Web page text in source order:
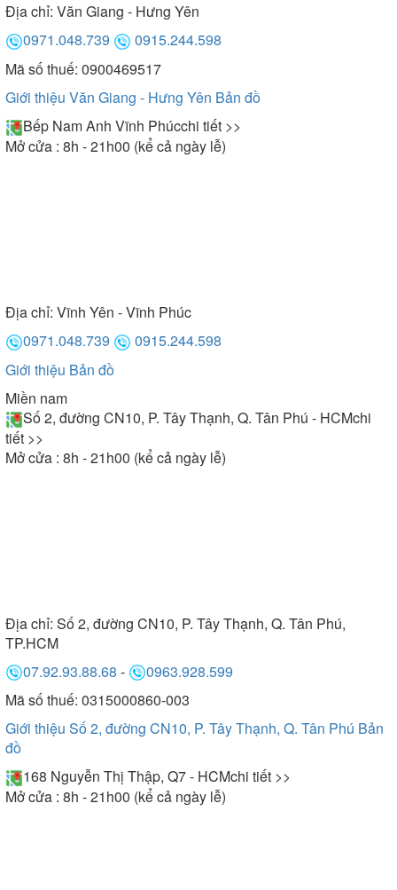
Địa chỉ: Văn Giang - Hưng Yên
0971.048.739
0915.244.598
Mã số thuế: 0900469517
Giới thiệu Văn Giang - Hưng Yên Bản đồ
Bếp Nam Anh Vĩnh Phúcchi tiết >>
Mở cửa : 8h - 21h00 (kể cả ngày lễ)
Địa chỉ: Vĩnh Yên - Vĩnh Phúc
0971.048.739
0915.244.598
Giới thiệu Bản đồ
Miền nam
Số 2, đường CN10, P. Tây Thạnh, Q. Tân Phú - HCMchi
tiết >>
Mở cửa : 8h - 21h00 (kể cả ngày lễ)
Địa chỉ: Số 2, đường CN10, P. Tây Thạnh, Q. Tân Phú,
TP.HCM
07.92.93.88.68 -
0963.928.599
Mã số thuế: 0315000860-003
Giới thiệu Số 2, đường CN10, P. Tây Thạnh, Q. Tân Phú Bản
đồ
168 Nguyễn Thị Thập, Q7 - HCMchi tiết >>
Mở cửa : 8h - 21h00 (kể cả ngày lễ)